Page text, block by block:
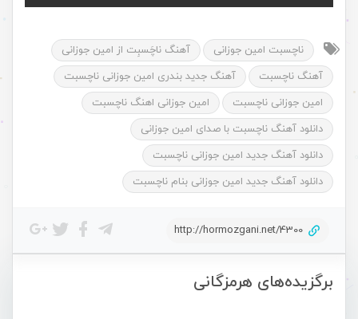
برگزیده‌های هرمزگانی
ناچسبت امین جوزانی
آهنگ ناچَسبِت از امین جوزانی
آهنگ ناچسبت
آهنگ جدید بندری امین جوزانی ناچسبت
امین جوزانی ناچسبت
امین جوزانی اهنگ ناچسبت
دانلود آهنگ ناچسبت با صدای امین جوزانی
دانلود آهنگ جدید امین جوزانی ناچسبت
دانلود آهنگ جدید امین جوزانی بنام ناچسبت
http://hormozgani.net/4300